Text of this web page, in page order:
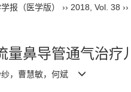
报（医学版） ›› 2018 Vol. 38 ››
量鼻导管通气治疗
纱，曹慧敏，何斌